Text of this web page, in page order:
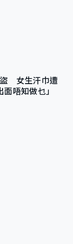
盜 女生汗巾遭
唔知做乜」